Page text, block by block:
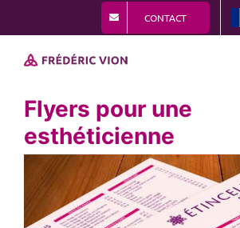
au
contenu
CONTACT
Flyers pour une
esthéticienne
View
Larger
Image